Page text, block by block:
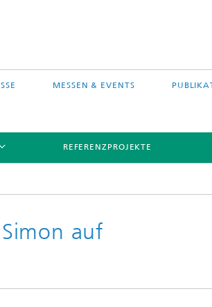
MESSEN & EVENTS
REFERENZPROJEKTE
auf